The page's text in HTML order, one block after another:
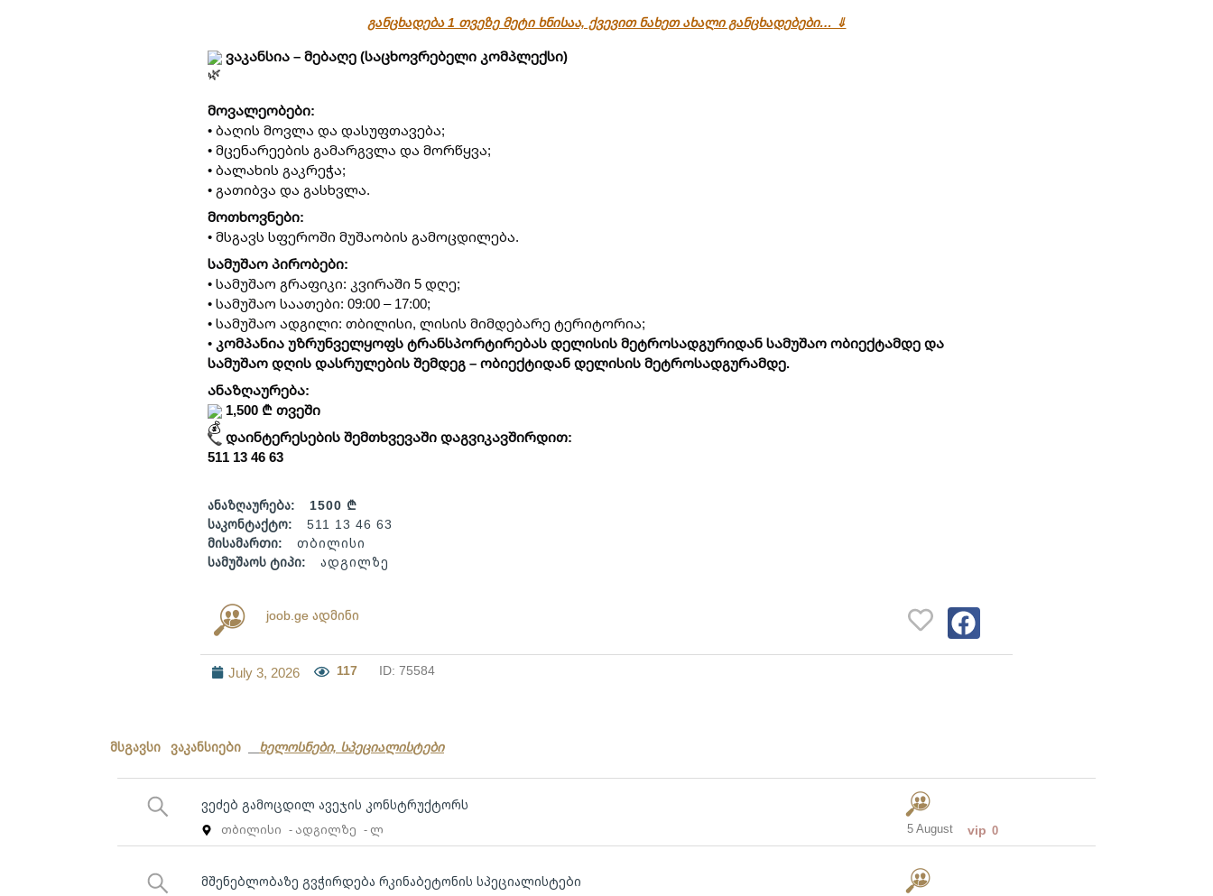
განცხადება 1 თვეზე მეტი ხნისაა, ქვევით ნახეთ ახალი განცხადებები… ⇓
ვაკანსია – მებაღე (საცხოვრებელი კომპლექსი)
მოვალეობები:
• ბაღის მოვლა და დასუფთავება;
• მცენარეების გამარგვლა და მორწყვა;
• ბალახის გაკრეჭა;
• გათიბვა და გასხვლა.
მოთხოვნები:
• მსგავს სფეროში მუშაობის გამოცდილება.
სამუშაო პირობები:
• სამუშაო გრაფიკი: კვირაში 5 დღე;
• სამუშაო საათები: 09:00 – 17:00;
• სამუშაო ადგილი: თბილისი, ლისის მიმდებარე ტერიტორია;
• კომპანია უზრუნველყოფს ტრანსპორტირებას დელისის მეტროსადგურიდან სამუშაო ობიექტამდე და
სამუშაო დღის დასრულების შემდეგ – ობიექტიდან დელისის მეტროსადგურამდე.
ანაზღაურება:
1,500 ₾ თვეში
დაინტერესების შემთხვევაში დაგვიკავშირდით:
511 13 46 63
ანაზღაურება:
1500 ₾
საკონტაქტო:
511 13 46 63
მისამართი:
თბილისი
სამუშაოს ტიპი:
ადგილზე
joob.ge ადმინი
July 3, 2026 117 ID: 75584
მსგავსი ვაკანსიები ხელოსნები, სპეციალისტები
ვეძებ გამოცდილ ავეჯის კონსტრუქტორს
თბილისი - ადგილზე - ლ 5 August vip 0
მშენებლობაზე გვჭირდება რკინაბეტონის სპეციალისტები